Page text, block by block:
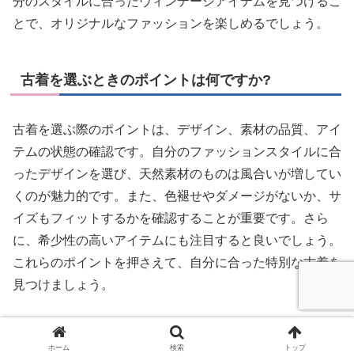
とで、オリジナルなファッションを楽しめるでしょう。
古着を選ぶときのポイントは何ですか?
古着を選ぶ際のポイントは、デザイン、素材の品質、アイ
テムの状態の確認です。自分のファッションスタイルに合
ったデザインを選び、天然素材のものは風合いが増してい
くのが魅力的です。また、色褪せやダメージがないか、サ
イズもフィットするかを確認することが重要です。さら
に、希少性の高いアイテムにも注目すると良いでしょう。
これらのポイントを押さえて、自分に合った特別な古着を
見つけましょう。
ホーム 検索 トップ